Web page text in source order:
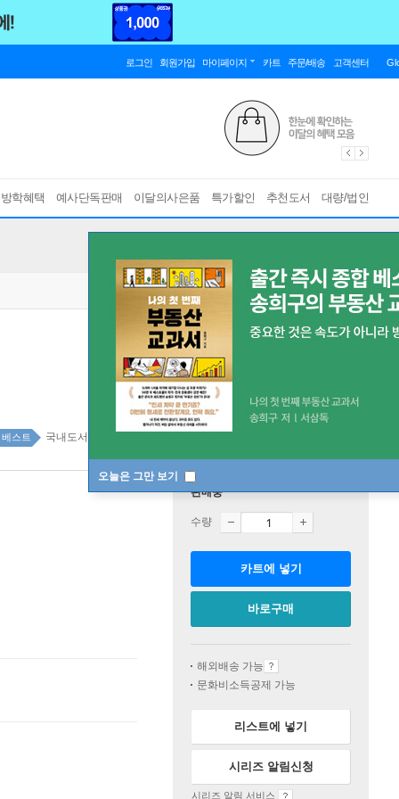
로그인 회원가입 마이페이지 카트 주문/배송 고객센터
학혜택 예사단독판매 이달의사은품 특가할인 추천도서 대량/법인
오늘은 그만 보기
베스트 국내도서 top20 15주
판매중
수량
카트에 넣기
바로구매
해외배송 가능
문화비소득공제 가능
리스트에 넣기
시리즈 알림신청
시리즈 알림 서비스